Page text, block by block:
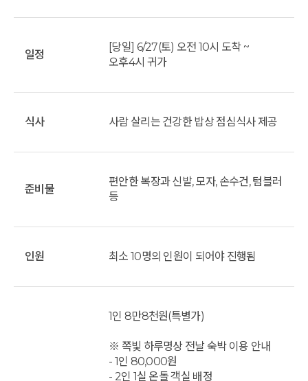
일정
[당일] 6/27(토) 오전 10시 도착 ~
오후4시 귀가
식사 사람 살리는 건강한 밥상 점심식사 제공
준비물
편안한 복장과 신발, 모자, 손수건, 텀블러
등
인원 최소 10명의 인원이 되어야 진행됨
1인 8만8천원(특별가)
※ 쪽빛 하루명상 전날 숙박 이용 안내
- 1인 80,000원
- 2인 1실 온돌 객실 배정